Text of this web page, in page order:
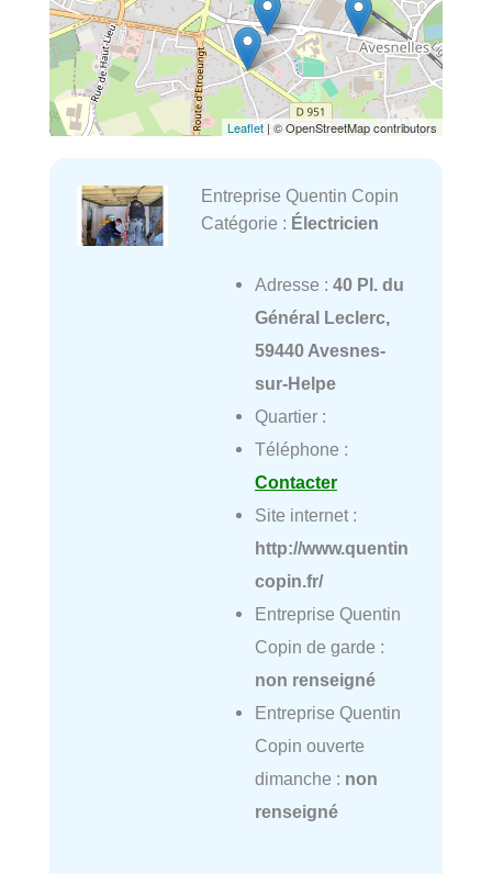
Leaflet | © OpenStreetMap contributors
Entreprise Quentin Copin
Catégorie : Électricien
Adresse : 40 Pl. du
Général Leclerc,
59440 Avesnes-
sur-Helpe
Quartier :
Téléphone :
Contacter
Site internet :
http://www.quentin
copin.fr/
Entreprise Quentin
Copin de garde :
non renseigné
Entreprise Quentin
Copin ouverte
dimanche : non
renseigné